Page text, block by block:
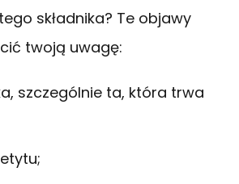
składnika? Te objawy
twoją uwagę:
szczególnie ta, która trwa